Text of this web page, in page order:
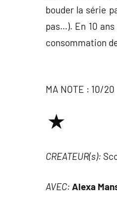
bouder la série
pas…). En 10 ans
consommation
MA NOTE : 10/20
CREATEUR(s):
AVEC: Alexa